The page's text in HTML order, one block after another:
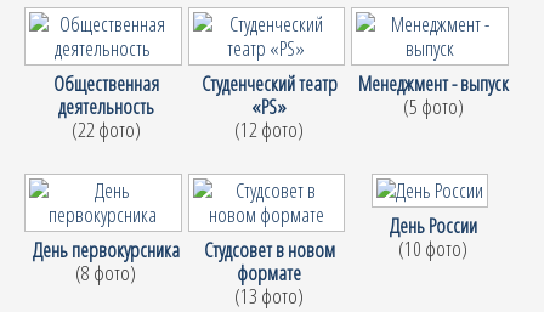
Общественная
деятельность
(22 фото)
Студенческий театр
«PS»
(12 фото)
Менеджмент - выпуск
(5 фото)
День первокурсника
(8 фото)
Студсовет в новом
формате
(13 фото)
День России
(10 фото)